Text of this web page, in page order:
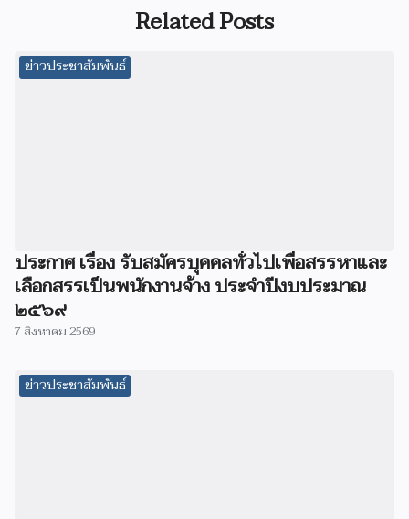
Related Posts
ข่าวประชาสัมพันธ์
ประกาศ เรื่อง รับสมัครบุคคลทั่วไปเพื่อสรรหาและ
เลือกสรรเป็นพนักงานจ้าง ประจำปีงบประมาณ
๒๕๖๙
7 สิงหาคม 2569
ข่าวประชาสัมพันธ์